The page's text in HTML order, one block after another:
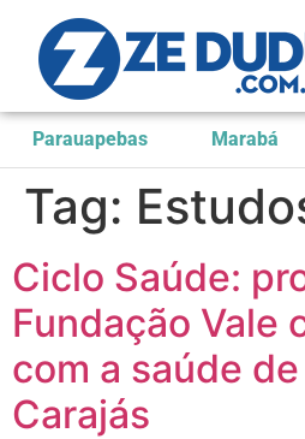
Parauapebas Marabá
Tag:
Ciclo Saúde:
Fundação Vale
com a saúde
Carajás